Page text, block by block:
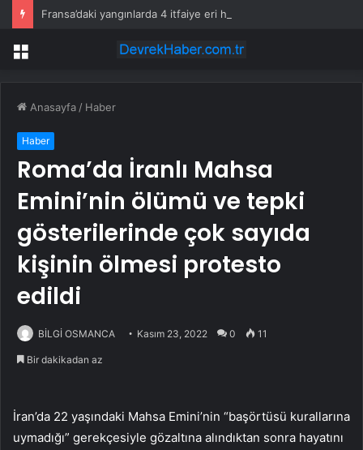
Fransa’daki yangınlarda 4 itfaiye eri hayatını kaybetti
Menü
Anasayfa / Haber
Haber
Roma’da İranlı Mahsa
Emini’nin ölümü ve tepki
gösterilerinde çok sayıda
kişinin ölmesi protesto
edildi
BİLGİ OSMANCA Kasım 23, 2022 0 11
Bir dakikadan az
İran’da 22 yaşındaki Mahsa Emini’nin “başörtüsü kurallarına
uymadığı” gerekçesiyle gözaltına alındıktan sonra hayatını